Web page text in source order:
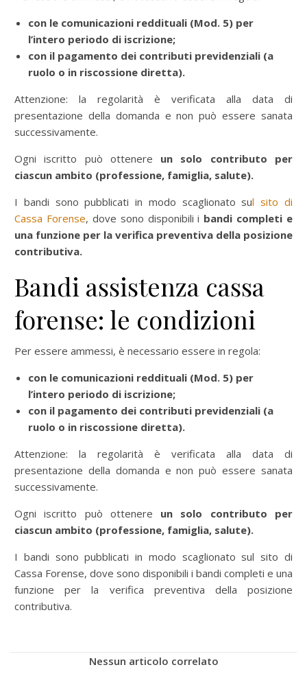
con le comunicazioni reddituali (Mod. 5) per
l’intero periodo di iscrizione;
con il pagamento dei contributi previdenziali (a
ruolo o in riscossione diretta).
Attenzione: la regolarità è verificata alla data di
presentazione della domanda e non può essere sanata
successivamente.
Ogni iscritto può ottenere un solo contributo per
ciascun ambito (professione, famiglia, salute).
I bandi sono pubblicati in modo scaglionato sul sito di
Cassa Forense, dove sono disponibili i bandi completi e
una funzione per la verifica preventiva della posizione
contributiva.
Bandi assistenza cassa
forense: le condizioni
Per essere ammessi, è necessario essere in regola:
con le comunicazioni reddituali (Mod. 5) per
l’intero periodo di iscrizione;
con il pagamento dei contributi previdenziali (a
ruolo o in riscossione diretta).
Attenzione: la regolarità è verificata alla data di
presentazione della domanda e non può essere sanata
successivamente.
Ogni iscritto può ottenere un solo contributo per
ciascun ambito (professione, famiglia, salute).
I bandi sono pubblicati in modo scaglionato sul sito di
Cassa Forense, dove sono disponibili i bandi completi e una
funzione per la verifica preventiva della posizione
contributiva.
Nessun articolo correlato